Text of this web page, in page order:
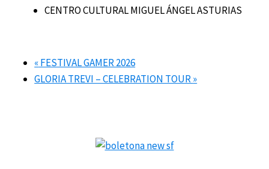
CENTRO CULTURAL MIGUEL ÁNGEL ASTURIAS
«FESTIVAL GAMER 2026
GLORIA TREVI – CELEBRATION TOUR»